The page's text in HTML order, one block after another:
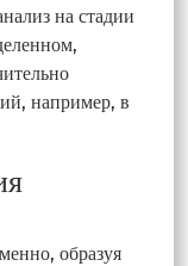
на стадии
например, в
образуя